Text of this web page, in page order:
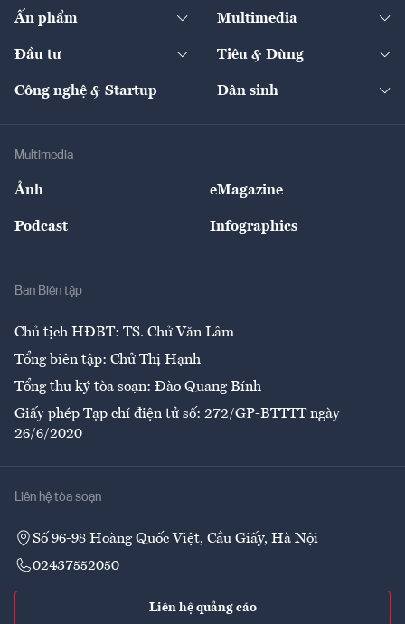
Khung pháp lý
Start-up
Quản trị số
Tư vấn
Thị trường
Nông sản
Kinh tế
Ấn phẩm
The Guide
Multimedia
Đầu tư Tiêu & Dùng
Giải trí
Công nghệ & Startup Dân sinh
Multimedia
Ảnh eMagazine
Podcast Infographics
Ban Biên tập
Chủ tịch HĐBT: TS. Chử Văn Lâm
Tổng biên tập: Chử Thị Hạnh
Tổng thư ký tòa soạn: Đào Quang Bính
Giấy phép Tạp chí điện tử số: 272/GP-BTTTT ngày
26/6/2020
Liên hệ tòa soạn
Số 96-98 Hoàng Quốc Việt, Cầu Giấy, Hà Nội
02437552050
Liên hệ quảng cáo